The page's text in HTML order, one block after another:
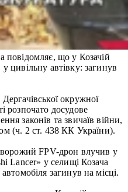
повідомляє, що у Козачій
цивільну автівку: загинув
окружної
розпочато досудове
законів та звичаїв війни,
(ч. 2 ст. 438 КК України).
ворожий FPV-дрон влучив у
Lancer» у селищі Козача
загинув на місці.